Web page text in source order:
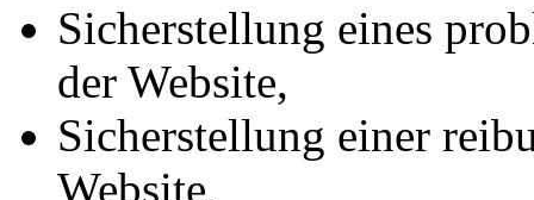
Sicherstellung eines
der Website,
Sicherstellung einer
Website,